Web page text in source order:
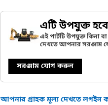
এটি উপযুক্ত
এই পার্টটি উপযুক্ত কিনা
দেখতে আপনার সরঞ্জাম
সরঞ্জাম যোগ করুন
আপনার গ্রাহক মূল্য দেখতে লগইন